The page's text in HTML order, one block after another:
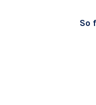
So